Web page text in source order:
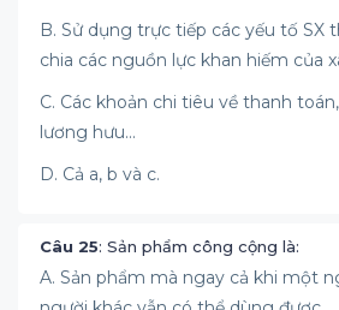
B. Sử dụng trực tiếp các yếu tố SX
chia các nguồn lực khan hiếm của
C. Các khoản chi tiêu về thanh
lương hưu...
D. Cả a, b và c.
Câu 25: Sản phẩm công cộng là:
A. Sản phẩm mà ngay cả khi một